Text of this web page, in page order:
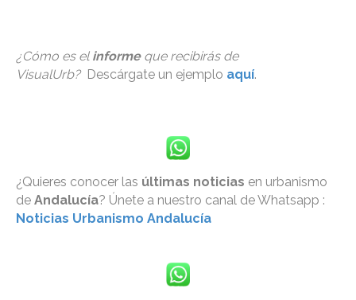
¿Cómo es el informe que recibirás de
VisualUrb?Descárgate un ejemplo aquí.
¿Quieres conocer las últimas noticias en urbanismo
de Andalucía? Únete a nuestro canal de Whatsapp :
Noticias Urbanismo Andalucía